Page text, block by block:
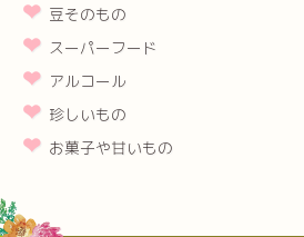
豆そのもの
スーパーフード
アルコール
珍しいもの
お菓子や甘いもの